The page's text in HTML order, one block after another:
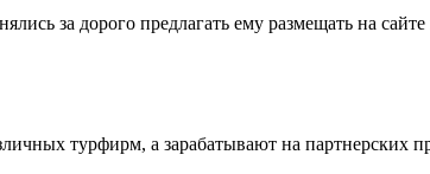
за дорого предлагать ему размещать на
турфирм, а зарабатывают на партнерских